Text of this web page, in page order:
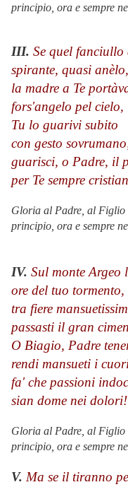
principio, ora e sempre
III. Se quel fanciullo
spirante, quasi anèlo,
la madre a Te
fors'angelo pel cielo,
Tu lo guarivi subito
con gesto
guarisci, o Padre, il
per Te sempre
Gloria al Padre, al Figlio
principio, ora e sempre
IV. Sul monte Argeo
ore del tuo tormento,
tra fiere
passasti il gran
O Biagio, Padre
rendi mansueti i
fa' che passioni
sian dome nei dolori!
Gloria al Padre, al Figlio
principio, ora e sempre
V. Ma se il tiranno